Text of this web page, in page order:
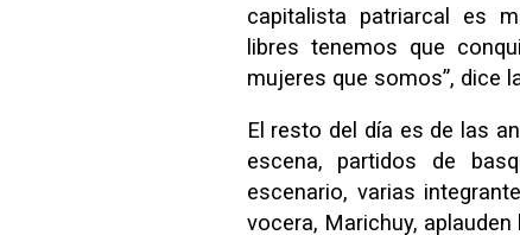
capitalista patriarcal es
libres tenemos que
mujeres que somos”, dice
El resto del día es de las
escena, partidos de
escenario, varias
vocera, Marichuy,